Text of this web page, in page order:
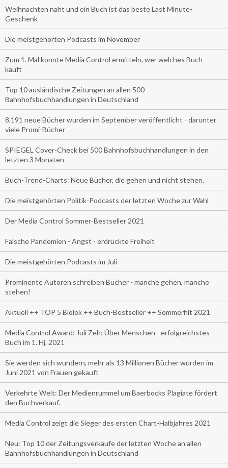
Weihnachten naht und ein Buch ist das beste Last Minute-
Geschenk
Die meistgehörten Podcasts im November
Zum 1. Mal konnte Media Control ermitteln, wer welches Buch
kauft
Top 10 ausländische Zeitungen an allen 500
Bahnhofsbuchhandlungen in Deutschland
8.191 neue Bücher wurden im September veröffentlicht - darunter
viele Promi-Bücher
SPIEGEL Cover-Check bei 500 Bahnhofsbuchhandlungen in den
letzten 3 Monaten
Buch-Trend-Charts: Neue Bücher, die gehen und nicht stehen.
Die meistgehörten Politik-Podcasts der letzten Woche zur Wahl
Der Media Control Sommer-Bestseller 2021
Falsche Pandemien - Angst - erdrückte Freiheit
Die meistgehörten Podcasts im Juli
Prominente Autoren schreiben Bücher - manche gehen, manche
stehen!
Aktuell ++ TOP 5 Biolek ++ Buch-Bestseller ++ Sommerhit 2021
Media Control Award: Juli Zeh: Über Menschen - erfolgreichstes
Buch im 1. Hj. 2021
Sie werden sich wundern, mehr als 13 Millionen Bücher wurden im
Juni 2021 von Frauen gekauft
Verkehrte Welt: Der Medienrummel um Baerbocks Plagiate fördert
den Buchverkauf.
Media Control zeigt die Sieger des ersten Chart-Halbjahres 2021
Neu: Top 10 der Zeitungsverkäufe der letzten Woche an allen
Bahnhofsbuchhandlungen in Deutschland